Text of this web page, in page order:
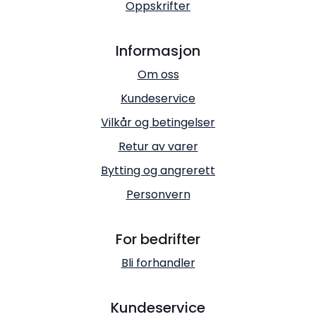
Oppskrifter
Informasjon
Om oss
Kundeservice
Vilkår og betingelser
Retur av varer
Bytting og angrerett
Personvern
For bedrifter
Bli forhandler
Kundeservice